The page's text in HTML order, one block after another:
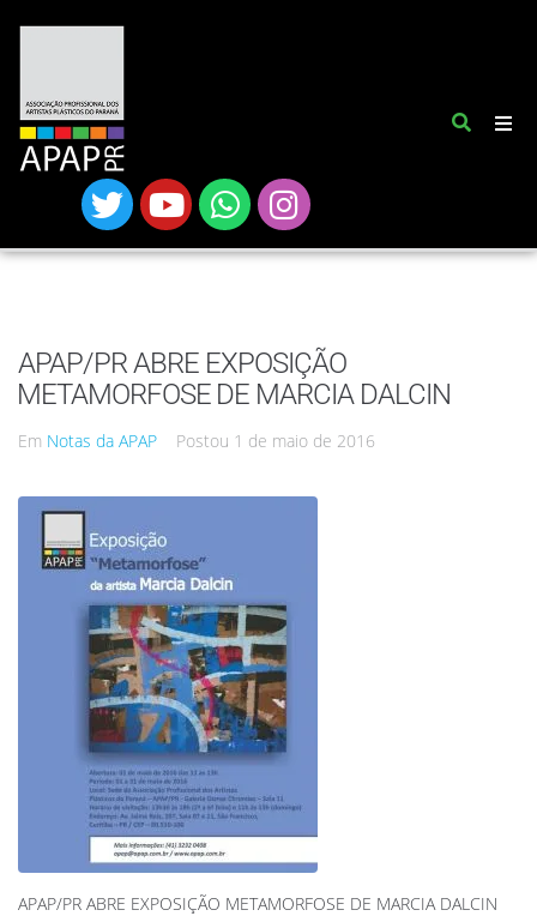
APAP/PR ABRE EXPOSIÇÃO
METAMORFOSE DE MARCIA DALCIN
Em Notas da APAP Postou 1 de maio de 2016
APAP/PR ABRE EXPOSIÇÃO METAMORFOSE DE MARCIA DALCIN